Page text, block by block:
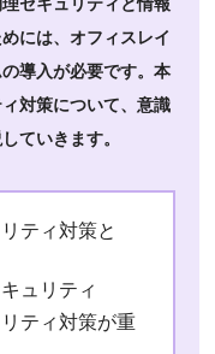
には、オフィスレイ
導入が必要です。本
対策について、意識
ていきます。
ティ対策と
ュリティ
ティ対策が重